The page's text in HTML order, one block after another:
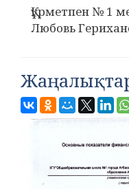
Құрметпен № 1
Любовь